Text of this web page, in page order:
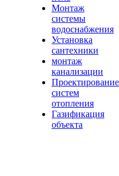
Монтаж
системы
водоснабжения
Установка
сантехники
монтаж
канализации
Проектирование
систем
отопления
Газификация
объекта